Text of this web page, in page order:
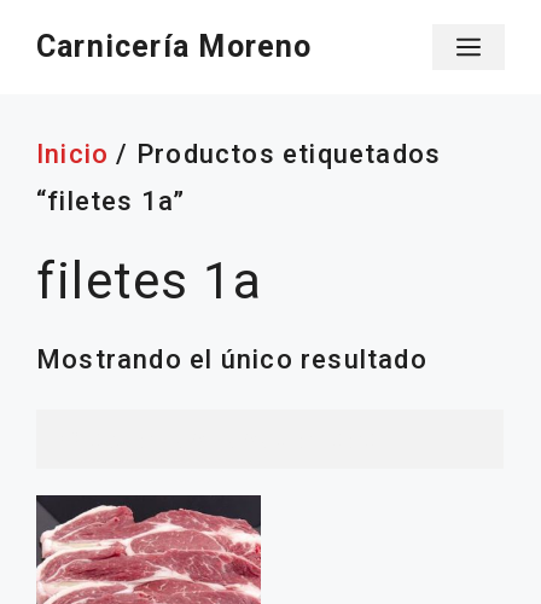
Carnicería Moreno
Inicio / Productos etiquetados
“filetes 1a”
filetes 1a
Mostrando el único resultado